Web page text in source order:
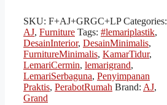
SKU: F+AJ+GRGC+LP Categories:
AJ, Furniture Tags: #lemariplastik,
DesainInterior, DesainMinimalis,
FurnitureMinimalis, KamarTidur,
LemariCermin, lemarigrand,
LemariSerbaguna, Penyimpanan
Praktis, PerabotRumah Brand: AJ,
Grand